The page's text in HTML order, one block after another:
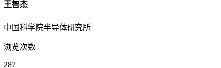
王智杰
中国科学院半导体研究所
浏览次数
287